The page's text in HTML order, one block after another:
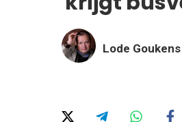
Lode Goukens